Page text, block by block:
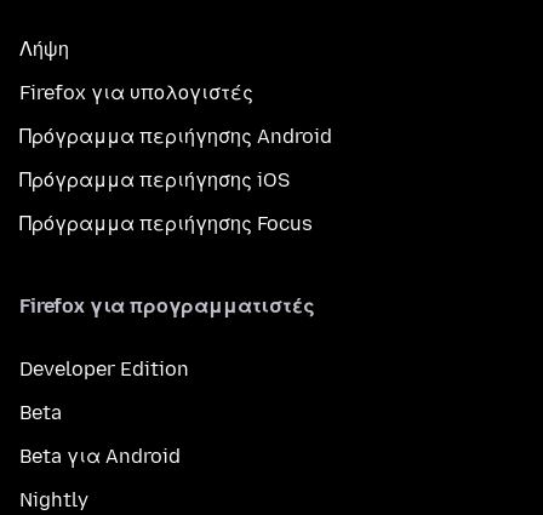
Λήψη
Firefox για υπολογιστές
Πρόγραμμα περιήγησης Android
Πρόγραμμα περιήγησης iOS
Πρόγραμμα περιήγησης Focus
Firefox για προγραμματιστές
Developer Edition
Beta
Beta για Android
Nightly